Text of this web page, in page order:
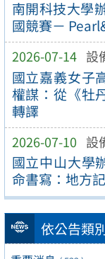
南開科技大學
國競賽－
2026-07-14 設
國立嘉義女子
權謀：從《牡
轉譯
2026-07-10 設
國立中山大學
命書寫：地方
依公告類